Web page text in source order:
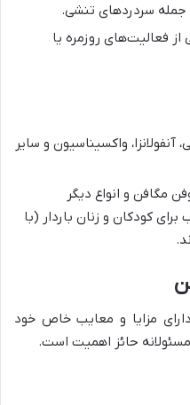
جمله سردردهای تنشی.
فعالیت‌های روزمره یا
واکسیناسیون و سایر
مگافن و انواع دیگر
کودکان و زنان باردار (با
دارای مزایا و معایب خاص خود
حائز اهمیت است.